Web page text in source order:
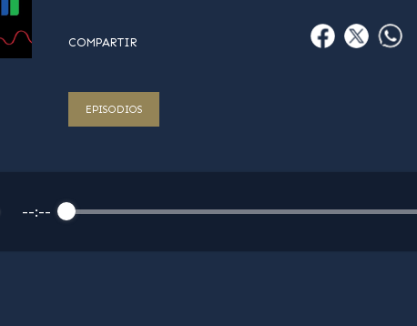
COMPARTIR
EPISODIOS
--:--